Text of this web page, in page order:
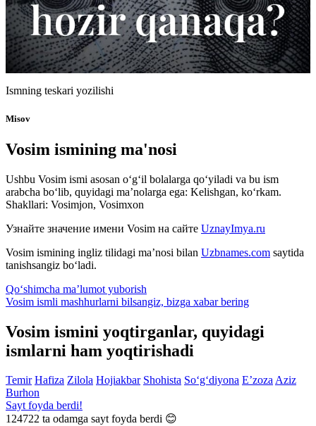
Ismning teskari yozilishi
Misov
Vosim ismining ma'nosi
Ushbu Vosim ismi asosan o‘g‘il bolalarga qo‘yiladi va bu ism
arabcha bo‘lib, quyidagi ma’nolarga ega: Kelishgan, ko‘rkam.
Shakllari: Vosimjon, Vosimxon
Узнайте значение имени Vosim на сайте UznayImya.ru
Vosim ismining ingliz tilidagi ma’nosi bilan Uzbnames.com saytida
tanishsangiz bo‘ladi.
Qo‘shimcha ma’lumot yuborish
Vosim ismli mashhurlarni bilsangiz, bizga xabar bering
Vosim ismini yoqtirganlar, quyidagi
ismlarni ham yoqtirishadi
Temir Hafiza Zilola Hojiakbar Shohista So‘g‘diyona E’zozaAziz
Burhon
Sayt foyda berdi!
124722 ta odamga sayt foyda berdi 😊